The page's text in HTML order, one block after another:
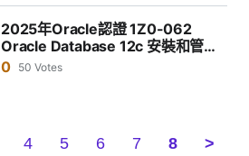
2025年Oracle認證 1Z0-062
Oracle Database 12c 安裝和管理
考試
0 50 Votes
4 5 6 7 8 >